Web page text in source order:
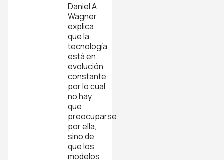
Daniel A.
Wagner
explica
que la
tecnología
está en
evolución
constante
por lo cual
no hay
que
preocuparse
por ella,
sino de
que los
modelos